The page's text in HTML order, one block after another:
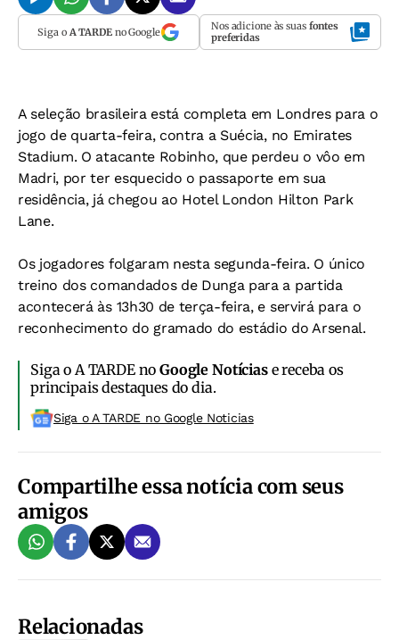
Siga o A TARDEno Google Nos adicione às suas fontes
preferidas
A seleção brasileira está completa em Londres para o
jogo de quarta-feira, contra a Suécia, no Emirates
Stadium. O atacante Robinho, que perdeu o vôo em
Madri, por ter esquecido o passaporte em sua
residência, já chegou ao Hotel London Hilton Park
Lane.
Os jogadores folgaram nesta segunda-feira. O único
treino dos comandados de Dunga para a partida
acontecerá às 13h30 de terça-feira, e servirá para o
reconhecimento do gramado do estádio do Arsenal.
Siga o A TARDE noGoogle Notíciase receba os
principais destaques do dia.
Siga o A TARDE no Google Noticias
Compartilhe essa notícia com seus
amigos
Relacionadas